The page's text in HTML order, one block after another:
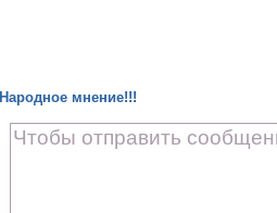
Народное мнение!!!